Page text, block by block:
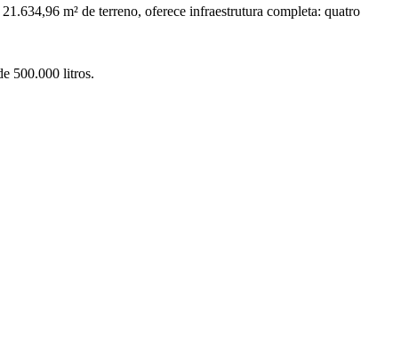
m² de terreno, oferece infraestrutura completa: quatro
500.000 litros.